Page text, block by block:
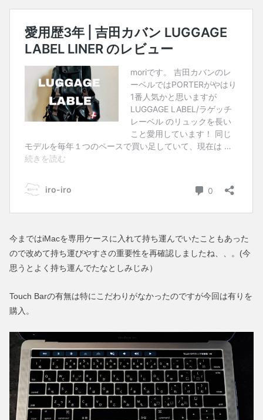
今まではiMacを専用ケースに入れて持ち運んでいたこともあった
ので改めて持ち運びやすさの重要性を再確認しましたね、、。(今
思うとよく持ち運んでたなとしみじみ）
Touch Barの有無は特にこだわりがなかったのですが今回は有りを
購入。